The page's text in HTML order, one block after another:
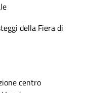
della Fiera di
centro